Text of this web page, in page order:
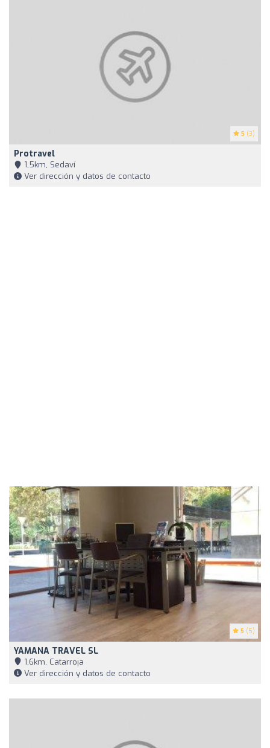
5 (3)
Protravel
1,5km, Sedaví
Ver dirección y datos de contacto
5 (5)
YAMANA TRAVEL SL
1,6km, Catarroja
Ver dirección y datos de contacto